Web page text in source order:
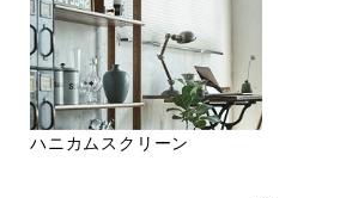
ハニカムスクリーン